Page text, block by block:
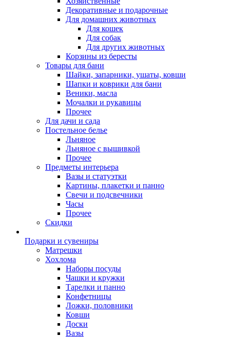
Декоративные и подарочные
Для домашних животных
Для кошек
Для собак
Для других животных
Корзины из бересты
Товары для бани
Шайки, запарники, ушаты, ковши
Шапки и коврики для бани
Веники, масла
Мочалки и рукавицы
Прочее
Для дачи и сада
Постельное белье
Льняное
Льняное с вышивкой
Прочее
Предметы интерьера
Вазы и статуэтки
Картины, плакетки и панно
Свечи и подсвечники
Часы
Прочее
Скидки
Подарки и сувениры
Матрешки
Хохлома
Наборы посуды
Чашки и кружки
Тарелки и панно
Конфетницы
Ложки, половники
Ковши
Доски
Вазы